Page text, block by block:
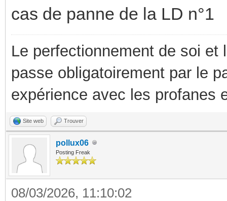
cas de panne de la LD n°1
Le perfectionnement de soi
passe obligatoirement par le
expérience avec les profanes
Site web Trouver
pollux06
Posting Freak
08/03/2026, 11:10:02